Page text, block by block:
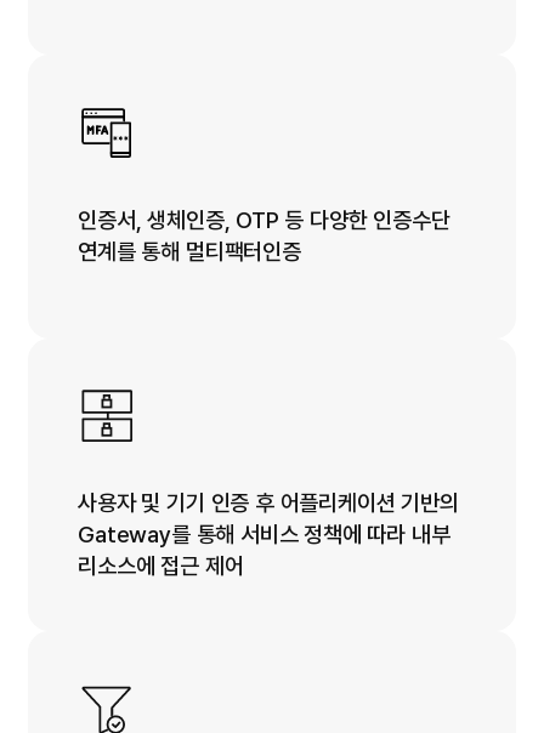
인증서, 생체인증, OTP 등 다양한 인증수단
연계를 통해 멀티팩터인증
사용자 및 기기 인증 후 어플리케이션 기반의
Gateway를 통해 서비스 정책에 따라 내부
리소스에 접근 제어